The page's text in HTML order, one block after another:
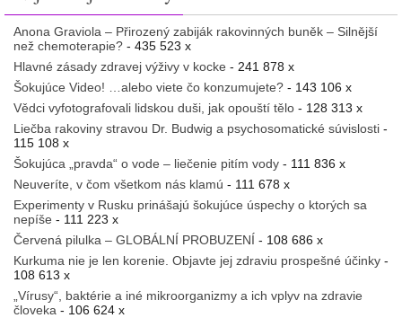
Anona Graviola – Přirozený zabiják rakovinných buněk – Silnější
než chemoterapie? - 435 523 x
Hlavné zásady zdravej výživy v kocke - 241 878 x
Šokujúce Video! …alebo viete čo konzumujete? - 143 106 x
Vědci vyfotografovali lidskou duši, jak opouští tělo - 128 313 x
Liečba rakoviny stravou Dr. Budwig a psychosomatické súvislosti -
115 108 x
Šokujúca „pravda“ o vode – liečenie pitím vody - 111 836 x
Neuveríte, v čom všetkom nás klamú - 111 678 x
Experimenty v Rusku prinášajú šokujúce úspechy o ktorých sa
nepíše - 111 223 x
Červená pilulka – GLOBÁLNÍ PROBUZENÍ - 108 686 x
Kurkuma nie je len korenie. Objavte jej zdraviu prospešné účinky -
108 613 x
„Vírusy“, baktérie a iné mikroorganizmy a ich vplyv na zdravie
človeka - 106 624 x